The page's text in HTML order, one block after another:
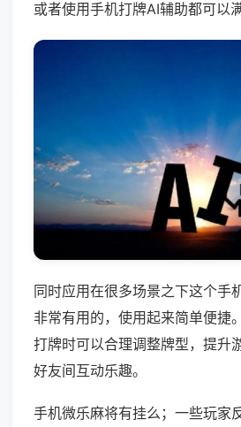
或者使用手机打牌AI辅助都可以
同时应用在很多场景之下这个手
非常有用的，使用起来简单便捷
打牌时可以合理调整牌型，提升
好友间互动乐趣。
手机微乐麻将有挂么；一些玩家